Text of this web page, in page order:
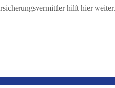
hilft hier weiter.